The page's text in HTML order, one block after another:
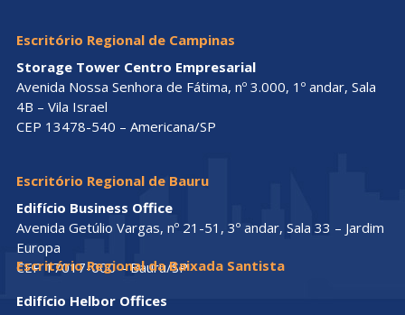
Escritório Regional de Campinas
Storage Tower Centro Empresarial
Avenida Nossa Senhora de Fátima, nº 3.000, 1º andar, Sala
4B – Vila Israel
CEP 13478-540 – Americana/SP
Escritório Regional de Bauru
Edifício Business Office
Avenida Getúlio Vargas, nº 21-51, 3º andar, Sala 33 – Jardim
Europa
CEP 17017-000 – Bauru/SP
Escritório Regional da Baixada Santista
Edifício Helbor Offices